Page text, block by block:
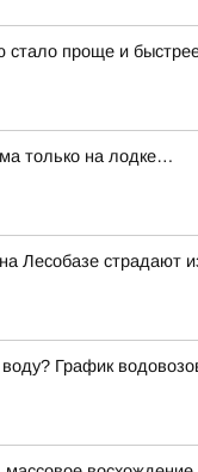
стало проще и
только на лодке…
страдают
График